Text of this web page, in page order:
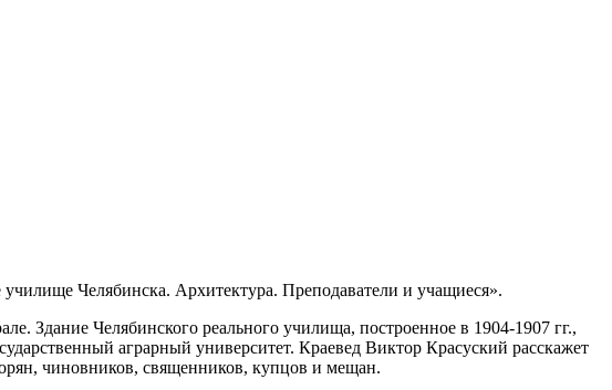
Челябинска. Архитектура. Преподаватели и учащиеся».
Здание Челябинского реального училища, построенное в 1904-1907 гг.,
аграрный университет. Краевед Виктор Красуский расскажет
чиновников, священников, купцов и мещан.